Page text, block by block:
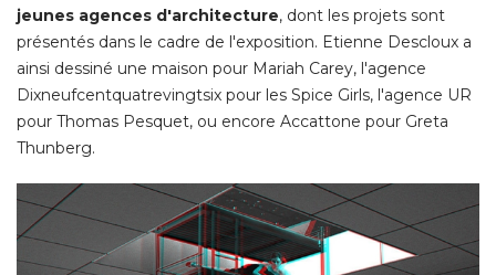
jeunes agences d'architecture, dont les projets sont
présentés dans le cadre de l'exposition. Etienne Descloux a
ainsi dessiné une maison pour Mariah Carey, l'agence
Dixneufcentquatrevingtsix pour les Spice Girls, l'agence UR
pour Thomas Pesquet, ou encore Accattone pour Greta
Thunberg.